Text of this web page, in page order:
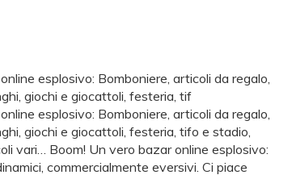
esplosivo: Bomboniere, articoli da regalo,
giochi e giocattoli, festeria, tif
esplosivo: Bomboniere, articoli da regalo,
giochi e giocattoli, festeria, tifo e stadio,
vari… Boom! Un vero bazar online esplosivo:
commercialmente eversivi. Ci piace